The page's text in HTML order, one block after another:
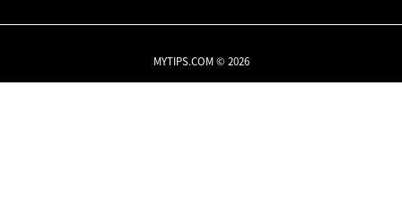
MYTIPS.COM © 2026